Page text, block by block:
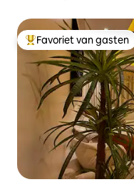
Topfavoriet van gasten
Favoriet van gasten